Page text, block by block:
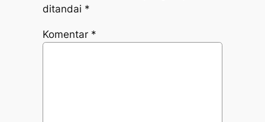
ditandai *
Komentar *